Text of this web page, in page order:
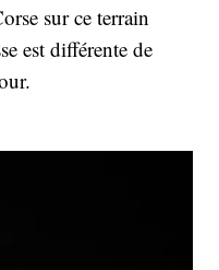
sur ce terrain
est différente de